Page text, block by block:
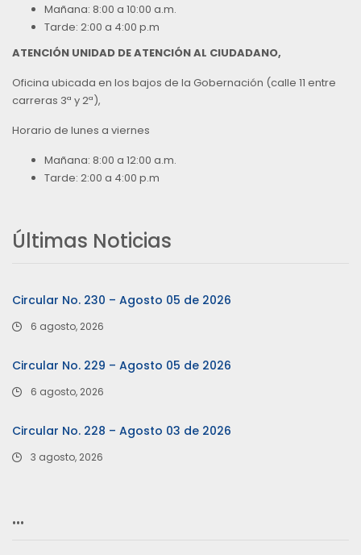
Mañana: 8:00 a 10:00 a.m.
Tarde: 2:00 a 4:00 p.m
ATENCIÓN UNIDAD DE ATENCIÓN AL CIUDADANO,
Oficina ubicada en los bajos de la Gobernación (calle 11 entre
carreras 3ª y 2ª),
Horario de lunes a viernes
Mañana: 8:00 a 12:00 a.m.
Tarde: 2:00 a 4:00 p.m
Últimas Noticias
Circular No. 230 – Agosto 05 de 2026
6 agosto, 2026
Circular No. 229 – Agosto 05 de 2026
6 agosto, 2026
Circular No. 228 – Agosto 03 de 2026
3 agosto, 2026
…